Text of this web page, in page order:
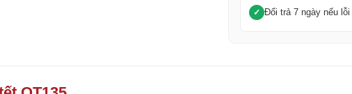
Đổi trả 7 ngày nếu lỗi